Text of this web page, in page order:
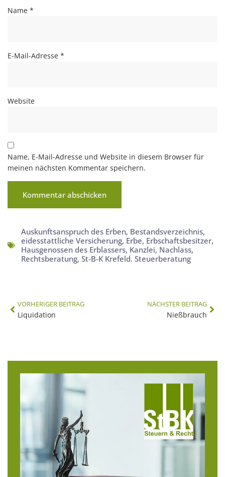
Name *
E-Mail-Adresse *
Website
Name, E-Mail-Adresse und Website in diesem Browser für
meinen nächsten Kommentar speichern.
Auskunftsanspruch des Erben, Bestandsverzeichnis,
eidesstattliche Versicherung, Erbe, Erbschaftsbesitzer,
Hausgenossen des Erblassers, Kanzlei, Nachlass,
Rechtsberatung, St-B-K Krefeld. Steuerberatung
VORHERIGER BEITRAG
Liquidation
NÄCHSTER BEITRAG
Nießbrauch